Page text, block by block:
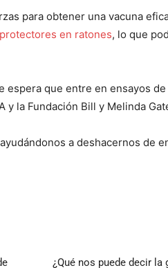
para obtener una vacuna
en ratones, lo que
que entre en ensayos
y la Fundación Bill y Melinda
a deshacernos de
¿Qué nos puede decir la